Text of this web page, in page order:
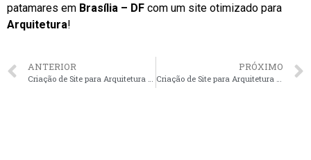
patamares em Brasília – DF com um site otimizado para
Arquitetura!
ANTERIOR
Criação de Site para Arquitetura em Florianópolis – SC faça seu orçamento
PRÓXIMO
Criação de Site para Arquitetura em Salvador – BA faça seu orçamento